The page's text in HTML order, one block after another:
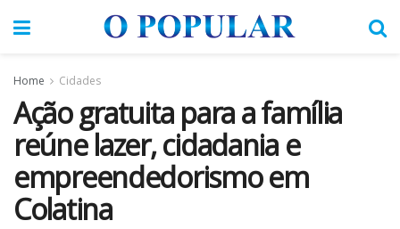
Home Cidades
Ação gratuita para a família
reúne lazer, cidadania e
empreendedorismo em
Colatina